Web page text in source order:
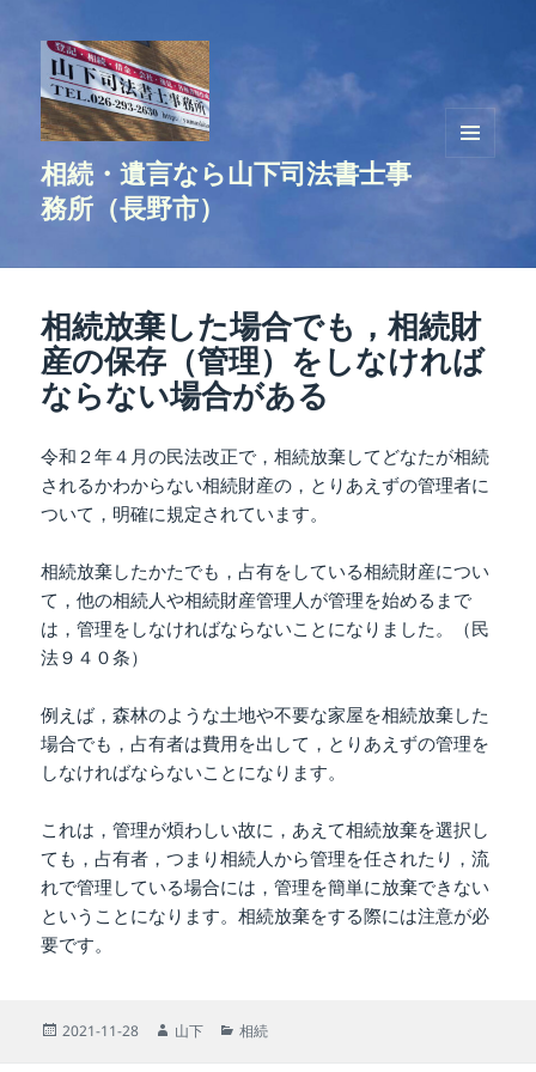
相続・遺言なら山下司法書士事
務所（長野市）
相続放棄した場合でも，相続財
産の保存（管理）をしなければ
ならない場合がある
令和２年４月の民法改正で，相続放棄してどなたが相続
されるかわからない相続財産の，とりあえずの管理者に
ついて，明確に規定されています。
相続放棄したかたでも，占有をしている相続財産につい
て，他の相続人や相続財産管理人が管理を始めるまで
は，管理をしなければならないことになりました。（民
法９４０条）
例えば，森林のような土地や不要な家屋を相続放棄した
場合でも，占有者は費用を出して，とりあえずの管理を
しなければならないことになります。
これは，管理が煩わしい故に，あえて相続放棄を選択し
ても，占有者，つまり相続人から管理を任されたり，流
れで管理している場合には，管理を簡単に放棄できない
ということになります。相続放棄をする際には注意が必
要です。
投
2021-11-28
作
山下
カ
相続